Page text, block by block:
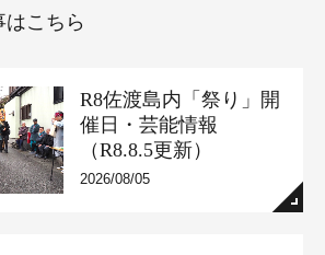
はこちら
R8佐渡島内「祭り」開
催日・芸能情報
（R8.8.5更新）
2026/08/05